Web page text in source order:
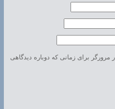
مرورگر برای زمانی که دوباره دیدگاهی